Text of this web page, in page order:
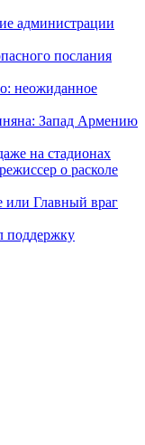
администрации
послания
неожиданное
Запад Армению
на стадионах
о расколе
Главный враг
поддержку